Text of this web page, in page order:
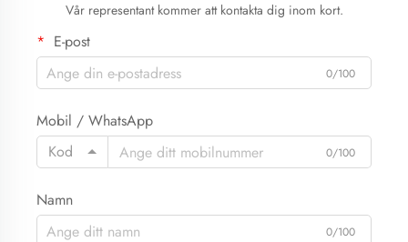
Vår representant kommer att kontakta dig inom kort.
E-post
0/100
Mobil / WhatsApp
Kod
0/100
Namn
0/100